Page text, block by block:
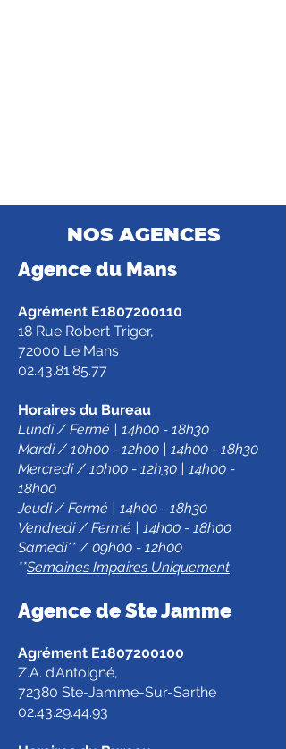
NOS AGENCES
Agence du Mans
Agrément E1807200110
18 Rue Robert Triger,
72000 Le Mans
02.43.81.85.77
Horaires du Bureau
Lundi / Fermé | 14h00 - 18h30
Mardi / 10h00 - 12h00 | 14h00 - 18h30
Mercredi / 10h00 - 12h30 | 14h00 -
18h00
Jeudi / Fermé | 14h00 - 18h30
Vendredi / Fermé | 14h00 - 18h00
Samedi** / 09h00 - 12h00
**Semaines Impaires Uniquement
Agence de Ste Jamme
Agrément E1807200100
Z.A. d’Antoigné,
72380 Ste-Jamme-Sur-Sarthe
02.43.29.44.93